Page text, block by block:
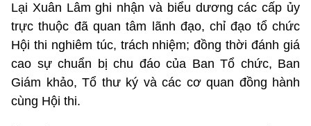
Lại Xuân Lâm ghi nhận và biểu dương các cấp ủy
trực thuộc đã quan tâm lãnh đạo, chỉ đạo tổ chức
Hội thi nghiêm túc, trách nhiệm; đồng thời đánh giá
cao sự chuẩn bị chu đáo của Ban Tổ chức, Ban
Giám khảo, Tổ thư ký và các cơ quan đồng hành
cùng Hội thi.